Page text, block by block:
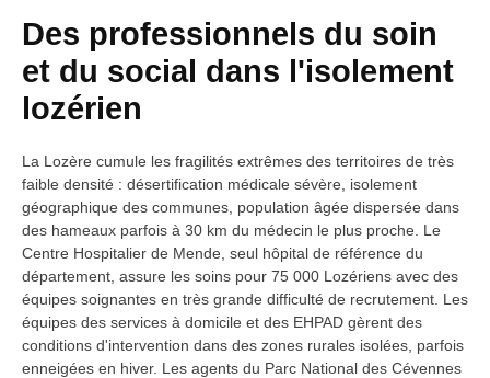
Des professionnels du soin
et du social dans l'isolement
lozérien
La Lozère cumule les fragilités extrêmes des territoires de très
faible densité : désertification médicale sévère, isolement
géographique des communes, population âgée dispersée dans
des hameaux parfois à 30 km du médecin le plus proche. Le
Centre Hospitalier de Mende, seul hôpital de référence du
département, assure les soins pour 75 000 Lozériens avec des
équipes soignantes en très grande difficulté de recrutement. Les
équipes des services à domicile et des EHPAD gèrent des
conditions d'intervention dans des zones rurales isolées, parfois
enneigées en hiver. Les agents du Parc National des Cévennes